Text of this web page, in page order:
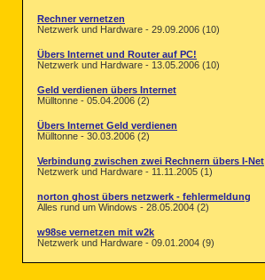
Rechner vernetzen
Netzwerk und Hardware - 29.09.2006 (10)
Übers Internet und Router auf PC!
Netzwerk und Hardware - 13.05.2006 (10)
Geld verdienen übers Internet
Mülltonne - 05.04.2006 (2)
Übers Internet Geld verdienen
Mülltonne - 30.03.2006 (2)
Verbindung zwischen zwei Rechnern übers I-Net
Netzwerk und Hardware - 11.11.2005 (1)
norton ghost übers netzwerk - fehlermeldung
Alles rund um Windows - 28.05.2004 (2)
w98se vernetzen mit w2k
Netzwerk und Hardware - 09.01.2004 (9)